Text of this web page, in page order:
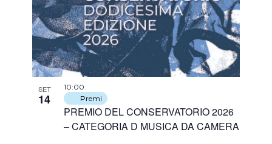
SET
14
PREMIO DEL CONSERVATORIO 2026
– CATEGORIA D MUSICA DA CAMERA
10:00
Premi